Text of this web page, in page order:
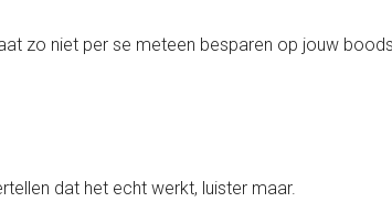
zo niet per se meteen besparen op jouw
dat het echt werkt, luister maar.